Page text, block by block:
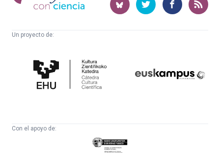
ciencia
Un proyecto de:
Cultura
Científica
Con el apoyo de:
Eusko